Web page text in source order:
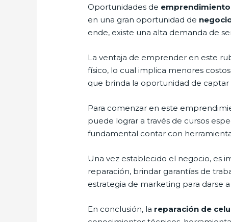
Oportunidades de
en una gran oportunidad de
ende, existe una alta demanda de
La ventaja de emprender en este
físico, lo cual implica menores
que brinda la oportunidad de
Para comenzar en este
puede lograr a través de cursos
fundamental contar con
Una vez establecido el negocio, es
reparación, brindar garantías de
estrategia de marketing para darse
En conclusión, la reparación de